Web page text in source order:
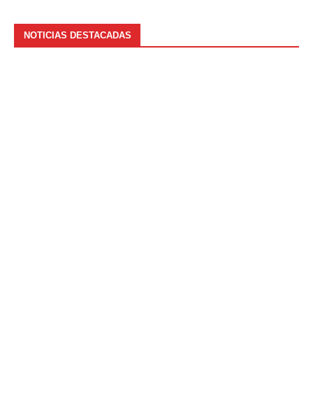
NOTICIAS DESTACADAS